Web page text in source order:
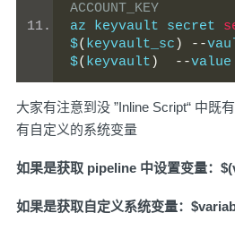
ACCOUNT_KEY
az keyvault secret
$( keyvault_sc ) --
$( keyvault ) --value
大家有注意到没 ”Inline Script“ 中既
有自定义的系统变量
如果是获取 pipeline 中设置变量：
如果是获取自定义系统变量：